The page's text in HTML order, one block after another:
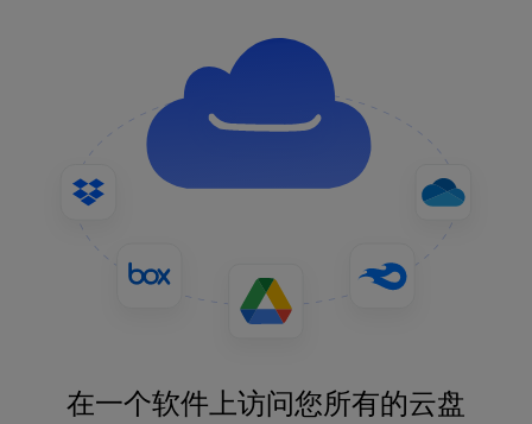
在一个软件上访问您所有的云盘